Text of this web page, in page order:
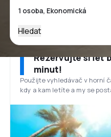
Hledat
Rezervujte si let
minut!
Použijte vyhledávač v horní
kdy a kam letíte a my se